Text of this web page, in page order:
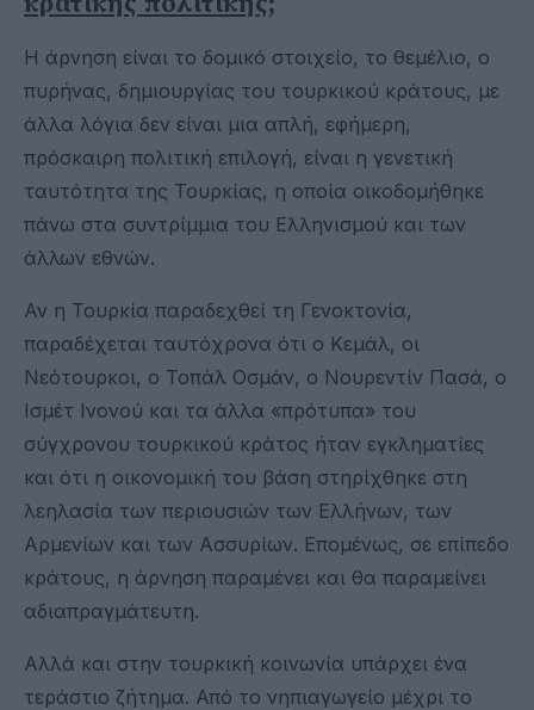
Η άρνηση είναι το δομικό στοιχείο, το θεμέλιο, ο
πυρήνας, δημιουργίας του τουρκικού κράτους, με
άλλα λόγια δεν είναι μια απλή, εφήμερη,
πρόσκαιρη πολιτική επιλογή, είναι η γενετική
ταυτότητα της Τουρκίας, η οποία οικοδομήθηκε
πάνω στα συντρίμμια του Ελληνισμού και των
άλλων εθνών.
Αν η Τουρκία παραδεχθεί τη Γενοκτονία,
παραδέχεται ταυτόχρονα ότι ο Κεμάλ, οι
Νεότουρκοι, ο Τοπάλ Οσμάν, ο Νουρεντίν Πασά, ο
Ισμέτ Ινονού και τα άλλα «πρότυπα» του
σύγχρονου τουρκικού κράτος ήταν εγκληματίες
και ότι η οικονομική του βάση στηρίχθηκε στη
λεηλασία των περιουσιών των Ελλήνων, των
Αρμενίων και των Ασσυρίων. Επομένως, σε επίπεδο
κράτους, η άρνηση παραμένει και θα παραμείνει
αδιαπραγμάτευτη.
Αλλά και στην τουρκική κοινωνία υπάρχει ένα
τεράστιο ζήτημα. Από το νηπιαγωγείο μέχρι το